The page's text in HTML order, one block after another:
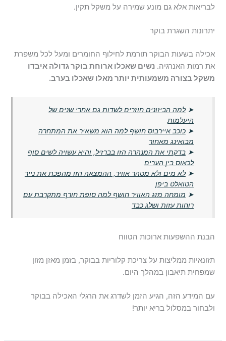
לבריאות אלא גם מונע שמירה על משקל תקין.
יתרונות השגרת בוקר
אכילה בשעות הבוקר תורמת לחילוף החומרים ומעל לכל משפרת
את רמות האנרגיה.נשים שאכלו ארוחת בוקר גדולה איבדו
משקל בצורה משמעותית יותר מאלו שאכלו בערב.
➤למה הביזונים חוזרים לשדות גם אחרי שנים של
היעלמות
➤כוכב איירבוס חושף למה הוא משאיר את המתחרה
מבואינג מאחור
➤בדקתי את המנהרה הזו בברזיל, והיא עשויה לשים סוף
לכאוס בין הערים
➤לא מים ולא מטהר אוויר, ההמצאה הזו מהפכת את נייר
הטואלט ביפן
➤ מומחה מזג האוויר חושף למה סופת חורף מתקרבת עם
רוחות עזות ושלג כבד
הבנת ההשפעות ארוכות הטווח
תזונאיות ממליצות על צריכת קלוריות בבוקר, בזמן מאזן מזון
שמפחית תיאבון במהלך היום.
עם המידע הזה, הגיע הזמן לשדרג את הרגלי האכילה בבוקר
ולבחור במסלול בריא יותר!